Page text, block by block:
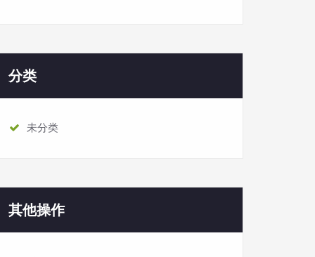
险、公众责任险等，明确保险责任范围，确保事故发生
根据保单约定得到相应的赔付。（具体赔付金额视保
演出安全并不是一句口号，它需要每一个环节都需落到
越时光的“音乐之约”，才能真正安心、温暖。地实现。
（部分素材来源于网络，如有侵权请联系我们）
分类
未分类
其他操作